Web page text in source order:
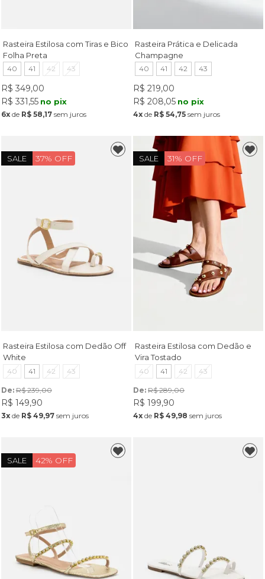
Rasteira Estilosa com Tiras e Bico
Folha Preta
40 41 42 43
R$ 349,00
R$ 331,55 no pix
6xde R$ 58,17sem juros
Rasteira Prática e Delicada
Champagne
40 41 42 43
R$ 219,00
R$ 208,05 no pix
4x de R$ 54,75 sem juros
SALE 37% OFF
Rasteira Estilosa com Dedão Off
White
40 41 42 43
De: R$ 239,00
R$ 149,90
3xde R$ 49,97sem juros
SALE 31% OFF
Rasteira Estilosa com Dedão e
Vira Tostado
40 41 42 43
De: R$ 289,00
R$ 199,90
4x de R$ 49,98 sem juros
SALE 42% OFF